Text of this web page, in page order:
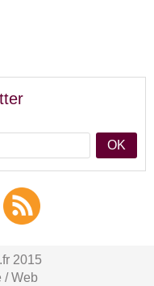
OK
2015
/Web